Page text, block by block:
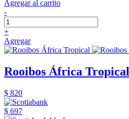
Agregar al carrito
-
+
Agregar
Rooibos África Tropical
$ 820
$ 697